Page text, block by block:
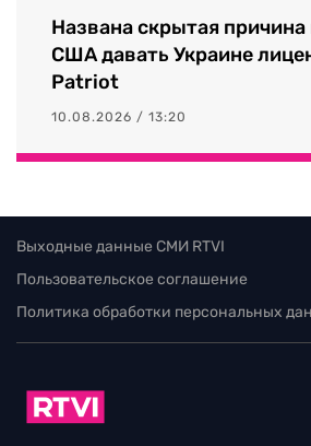
Названа скрытая
США давать Украине
Patriot
10.08.2026 / 13:20
Выходные данные СМИ RTVI
Пользовательское соглашение
Политика обработки персональных